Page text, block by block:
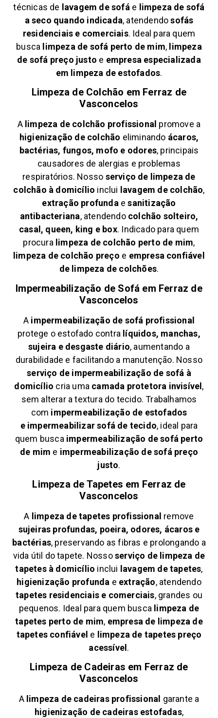
técnicas de lavagem de sofá e limpeza de sofá
a seco quando indicada, atendendosofás
residenciais e comerciais. Ideal para quem
busca limpeza de sofá perto de mim, limpeza
de sofá preço justo e empresa especializada
em limpeza de estofados.
Limpeza de Colchão em Ferraz de
Vasconcelos
A limpeza de colchão profissional promove a
higienização de colchão eliminando ácaros,
bactérias, fungos, mofo e odores, principais
causadores de alergias e problemas
respiratórios. Nosso serviço de limpeza de
colchão à domicílio inclui lavagem de colchão,
extração profunda esanitização
antibacteriana, atendendo colchão solteiro,
casal, queen, king e box. Indicado para quem
procura limpeza de colchão perto de mim,
limpeza de colchão preço e empresa confiável
de limpeza de colchões.
Impermeabilização de Sofá em Ferraz de
Vasconcelos
A impermeabilização de sofá profissional
protege o estofado contra líquidos, manchas,
sujeira e desgaste diário, aumentando a
durabilidade e facilitando a manutenção. Nosso
serviço de impermeabilização de sofá à
domicílio cria uma camada protetora invisível,
sem alterar a textura do tecido. Trabalhamos
com impermeabilização de estofados
e impermeabilizar sofá de tecido, ideal para
quem busca impermeabilização de sofá perto
de mim e impermeabilização de sofá preço
justo.
Limpeza de Tapetes em Ferraz de
Vasconcelos
A limpeza de tapetes profissional remove
sujeiras profundas, poeira, odores, ácaros e
bactérias, preservando as fibras e prolongando a
vida útil do tapete. Nossoserviço de limpeza de
tapetes à domicílio inclui lavagem de tapetes,
higienização profunda e extração, atendendo
tapetes residenciais e comerciais, grandes ou
pequenos. Ideal para quem busca limpeza de
tapetes perto de mim, empresa de limpeza de
tapetes confiável e limpeza de tapetes preço
acessível .
Limpeza de Cadeiras em Ferraz de
Vasconcelos
A limpeza de cadeiras profissional garante a
higienização de cadeiras estofadas,